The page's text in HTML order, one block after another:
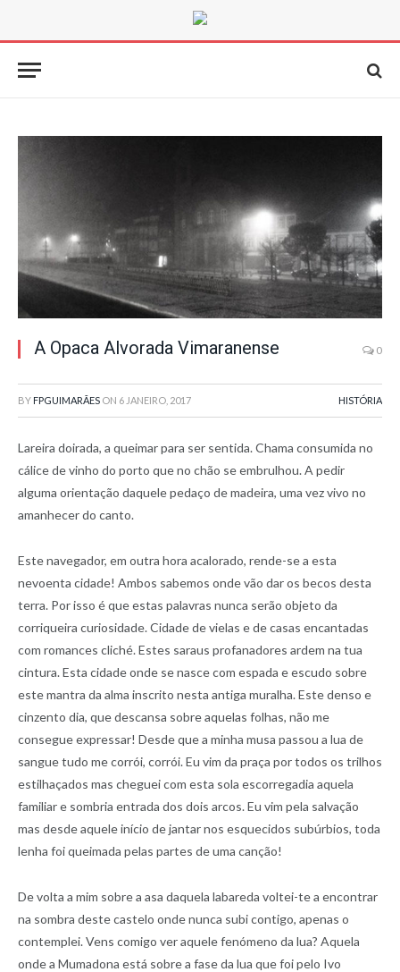
A Opaca Alvorada Vimaranense 0
BY FPGUIMARÃES ON 6 JANEIRO, 2017 HISTÓRIA
Lareira doirada, a queimar para ser sentida. Chama consumida no
cálice de vinho do porto que no chão se embrulhou. A pedir
alguma orientação daquele pedaço de madeira, uma vez vivo no
amanhecer do canto.
Este navegador, em outra hora acalorado, rende-se a esta
nevoenta cidade! Ambos sabemos onde vão dar os becos desta
terra. Por isso é que estas palavras nunca serão objeto da
corriqueira curiosidade. Cidade de vielas e de casas encantadas
com romances cliché. Estes saraus profanadores ardem na tua
cintura. Esta cidade onde se nasce com espada e escudo sobre
este mantra da alma inscrito nesta antiga muralha. Este denso e
cinzento dia, que descansa sobre aquelas folhas, não me
consegue expressar! Desde que a minha musa passou a lua de
sangue tudo me corrói, corrói. Eu vim da praça por todos os trilhos
estilhaçados mas cheguei com esta sola escorregadia aquela
familiar e sombria entrada dos dois arcos. Eu vim pela salvação
mas desde aquele início de jantar nos esquecidos subúrbios, toda
lenha foi queimada pelas partes de uma canção!
De volta a mim sobre a asa daquela labareda voltei-te a encontrar
na sombra deste castelo onde nunca subi contigo, apenas o
contemplei. Vens comigo ver aquele fenómeno da lua? Aquela
onde a Mumadona está sobre a fase da lua que foi pelo Ivo